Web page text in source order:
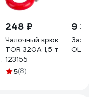
248 ₽
Чалочный крюк
TOR 320А 1,5 т
123155
5(8)
9